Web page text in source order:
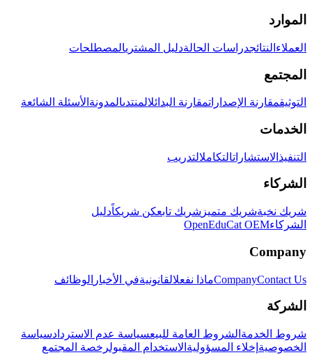
الموارد
العملاء النتائجدراسات الحالةدليل المشتريالمصطلحات
المجتمع
التوثيقمقارنة الإصداراتمقارنة البدائلالمنتدىالمدونة الأسئلة الشائعة
الخدمات
التنفيذ الاستشاراتالتكاملالتدريب
الشركاء
شريك نخبةشريك متميز شريك تابعكن شريكاًدليل
الشركاءOpenEduCat OEM
Company
CompanyContact Us ماذا نفعلالقانونيةفي الأخبار الوظائف
الشركة
شروط الخدمة الشروط العامة للبيعسياسة عدم الاستردادسياسة
الخصوصية إخلاء المسؤولية الاستخدام المقبولرخصة المجتمع